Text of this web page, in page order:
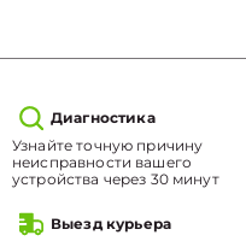
Диагностика
Узнайте точную причину
неисправности вашего
устройства через 30 минут
Выезд курьера